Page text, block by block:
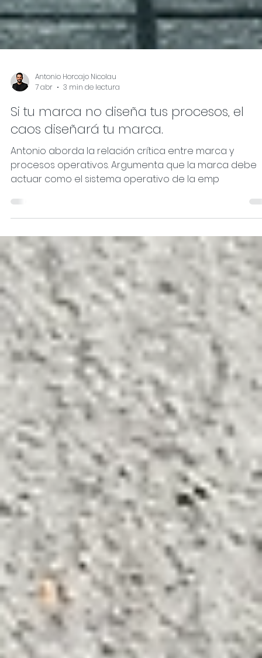
Antonio Horcajo Nicolau
7 abr
3 min de lectura
Si tu marca no diseña tus procesos, el
caos diseñará tu marca.
Antonio aborda la relación crítica entre marca y
procesos operativos. Argumenta que la marca debe
actuar como el sistema operativo de la emp